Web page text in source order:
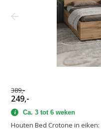
389,-
249,-
Ca. 3 tot 6 weken
Houten Bed Crotone in